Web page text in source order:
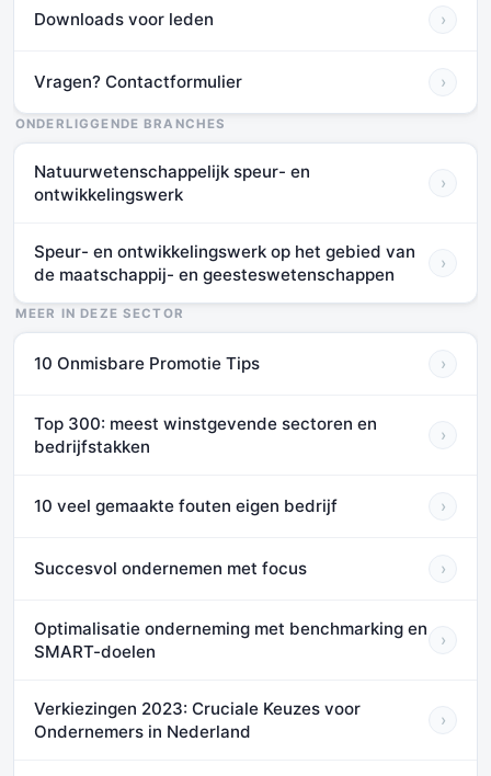
Downloads voor leden ›
Vragen? Contactformulier ›
ONDERLIGGENDE BRANCHES
Natuurwetenschappelijk speur- en
ontwikkelingswerk
›
Speur- en ontwikkelingswerk op het gebied van
de maatschappij- en geesteswetenschappen
›
MEER IN DEZE SECTOR
10 Onmisbare Promotie Tips ›
Top 300: meest winstgevende sectoren en
bedrijfstakken
›
10 veel gemaakte fouten eigen bedrijf ›
Succesvol ondernemen met focus ›
Optimalisatie onderneming met benchmarking en
SMART-doelen
›
Verkiezingen 2023: Cruciale Keuzes voor
Ondernemers in Nederland
›